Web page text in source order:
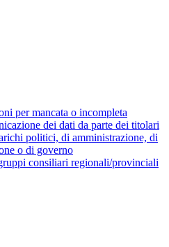
per mancata o incompleta
dei dati da parte dei titolari
politici, di amministrazione, di
o di governo
consiliari regionali/provinciali